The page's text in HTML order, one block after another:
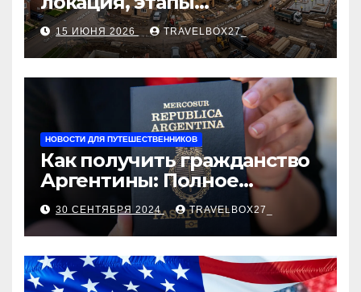
строительства, проверка
застройщика, сценарии
оформления сделки и
рыночные ориентиры
15 ИЮНЯ 2026 TRAVELBOX27_
НОВОСТИ ДЛЯ ПУТЕШЕСТВЕННИКОВ
Как получить гражданство
Аргентины: Полное
руководство
30 СЕНТЯБРЯ 2024 TRAVELBOX27_